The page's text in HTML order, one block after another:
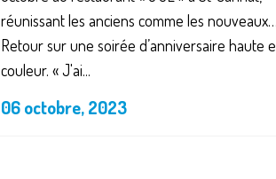
réunissant les anciens comme les
Retour sur une soirée d’anniversaire haute
couleur. « J'ai...
06 octobre, 2023